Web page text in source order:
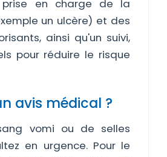
en charge de la
un ulcère) et des
ainsi qu'un suivi,
pour réduire le risque
avis médical ?
vomi ou de selles
en urgence. Pour le